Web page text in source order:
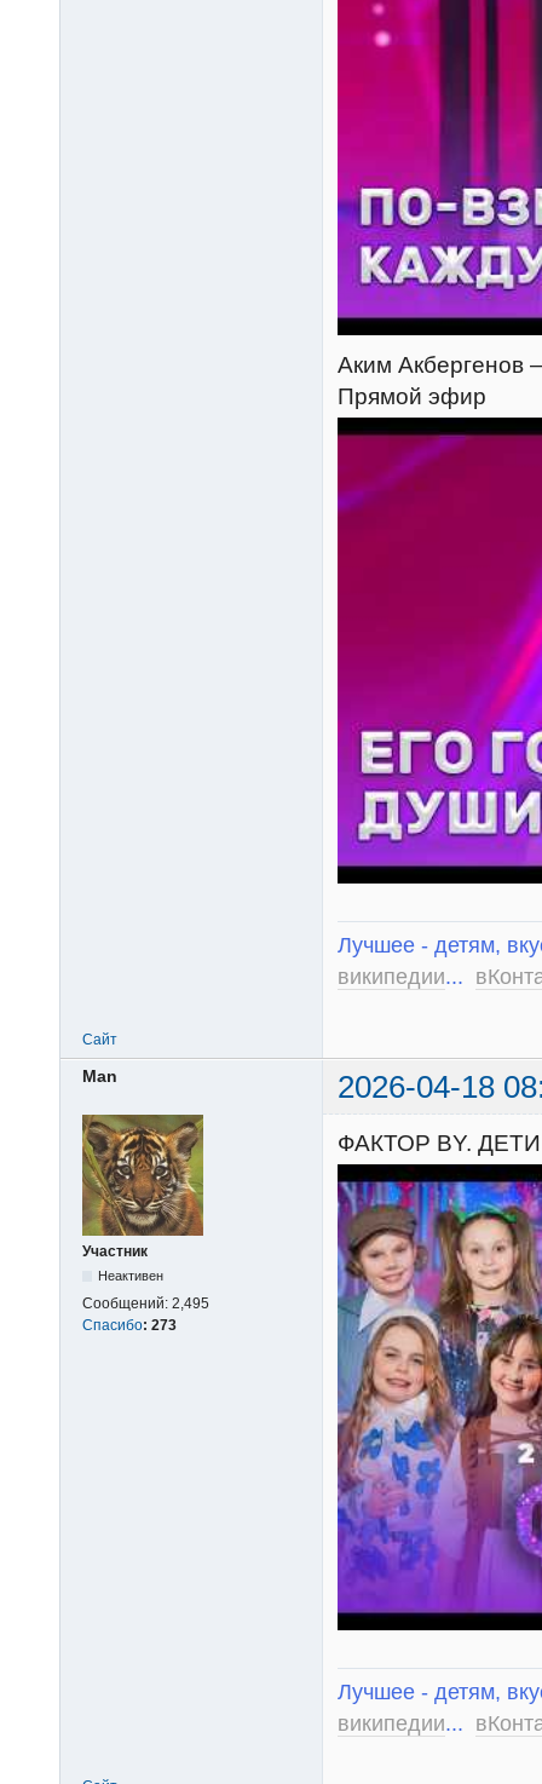
Аким Акбергенов
Прямой эфир
Лучшее - детям,
википедии...
Сайт
Man 2026-04-18
Участник
Неактивен
Сообщений: 2,495
Спасибо: 273
ФАКТОР BY.
Лучшее - детям,
википедии...